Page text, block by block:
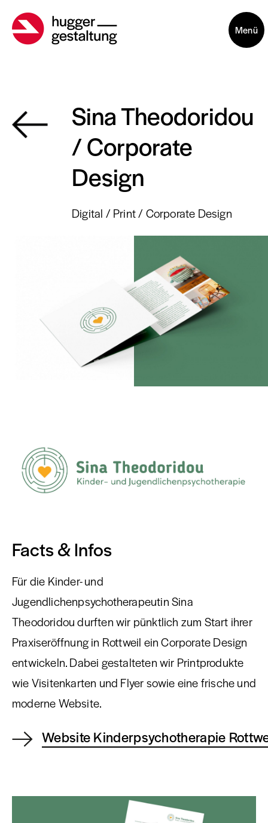
Menü
Sina Theodoridou
/ Corporate
Design
Digital Print Corporate Design
Facts & Infos
Für die Kinder- und
Jugendlichenpsychotherapeutin Sina
Theodoridou durften wir pünktlich zum Start ihrer
Praxiseröffnung in Rottweil ein Corporate Design
entwickeln. Dabei gestalteten wir Printprodukte
wie Visitenkarten und Flyer sowie eine frische und
moderne Website.
Website Kinderpsychotherapie